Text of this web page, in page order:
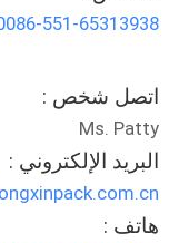
الجودة
اتصل
بنا
أخبار
551-65313938
اتصل شخص :
Ms. Patty
البريد الإلكتروني :
هاتف :